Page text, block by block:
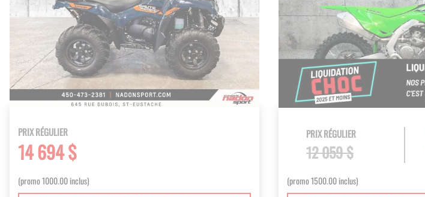
PRIX RÉGULIER
14 694 $
(promo 1000.00 inclus)
PRIX RÉGULIER
12 059 $
(promo 1500.00 inclus)